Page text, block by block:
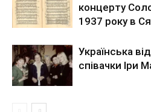
концерту
1937 року в
Українська
співачки Іри